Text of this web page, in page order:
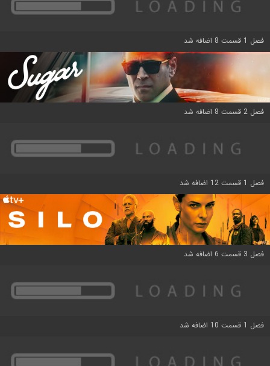
فصل 1 قسمت 8 اضافه شد
فصل 2 قسمت 8 اضافه شد
فصل 1 قسمت 12 اضافه شد
فصل 3 قسمت 6 اضافه شد
فصل 1 قسمت 10 اضافه شد